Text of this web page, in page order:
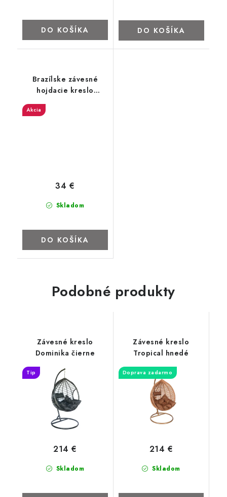
DO KOŠÍKA DO KOŠÍKA
Brazílske závesné
hojdacie kreslo
Akcia
Skladom
34 €
DO KOŠÍKA
Podobné produkty
Závesné kreslo
Dominika čierne
Tip
Skladom
214 €
Závesné kreslo
Tropical hnedé
Doprava zadarmo
Skladom
214 €